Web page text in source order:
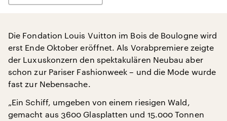
Die Fondation Louis Vuitton im Bois de Boulogne wird
erst Ende Oktober eröffnet. Als Vorabpremiere zeigte
der Luxuskonzern den spektakulären Neubau aber
schon zur Pariser Fashionweek – und die Mode wurde
fast zur Nebensache.
„Ein Schiff, umgeben von einem riesigen Wald,
gemacht aus 3600 Glasplatten und 15.000 Tonnen